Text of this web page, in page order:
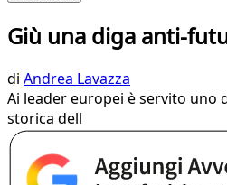
Giù una diga anti-
di Andrea Lavazza
Ai leader europei è servito uno
storica dell